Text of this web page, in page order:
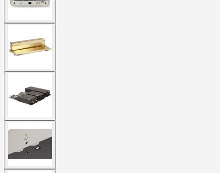
image
image
larger
image